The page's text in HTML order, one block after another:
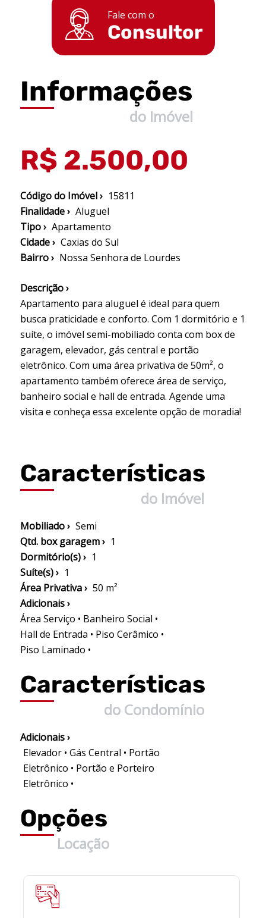
Fale com o
Consultor
Informações
do Imóvel
R$ 2.500,00
Código do Imóvel › 15811
Finalidade › Aluguel
Tipo › Apartamento
Cidade › Caxias do Sul
Bairro › Nossa Senhora de Lourdes
Descrição ›
Apartamento para aluguel é ideal para quem
busca praticidade e conforto. Com 1 dormitório e 1
suíte, o imóvel semi-mobiliado conta com box de
garagem, elevador, gás central e portão
eletrônico. Com uma área privativa de 50m², o
apartamento também oferece área de serviço,
banheiro social e hall de entrada. Agende uma
visita e conheça essa excelente opção de moradia!
Características
do Imóvel
Mobiliado › Semi
Qtd. box garagem › 1
Dormitório(s) › 1
Suíte(s) › 1
Área Privativa › 50 m²
Adicionais ›
Área Serviço • Banheiro Social •
Hall de Entrada • Piso Cerâmico •
Piso Laminado •
Características
do Condomínio
Adicionais ›
Elevador • Gás Central • Portão
Eletrônico • Portão e Porteiro
Eletrônico •
Opções
Locação